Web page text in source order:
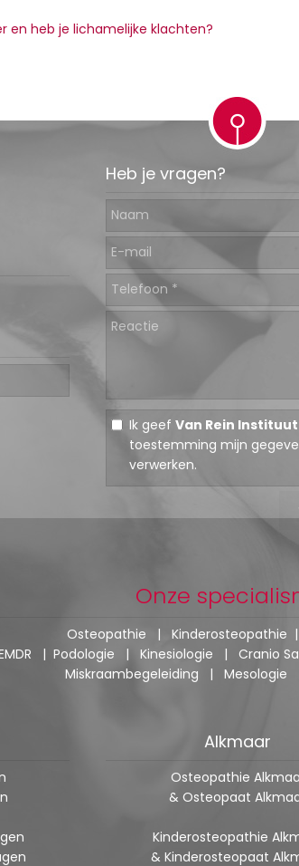
en heb je lichamelijke klachten?
Heb je vragen?
Ik geef Van Rein Instituut
toestemming mijn
verwerken.
Onze
Osteopathie | Kinderosteopathie |
| Podologie | Kinesiologie | Cranio
Miskraambegeleiding | Mesologie
Alkmaar
Osteopathie
& Osteopaat
Kinderosteopathie
& Kinderosteopaat